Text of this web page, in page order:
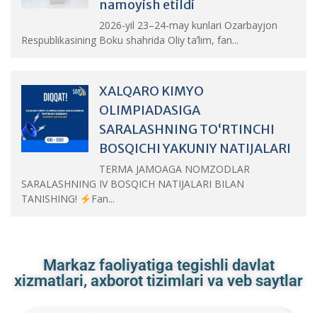
namoyish etildi
2026-yil 23–24-may kunlari Ozarbayjon
Respublikasining Boku shahrida Oliy taʼlim, fan...
XALQARO KIMYO
OLIMPIADASIGA
SARALASHNING TO‘RTINCHI
BOSQICHI YAKUNIY NATIJALARI
TERMA JAMOAGA NOMZODLAR
SARALASHNING IV BOSQICH NATIJALARI BILAN
TANISHING!
Fan...
Markaz faoliyatiga tegishli davlat
xizmatlari, axborot tizimlari va veb saytlar